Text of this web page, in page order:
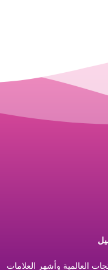
العالمية وأشهر العلامات